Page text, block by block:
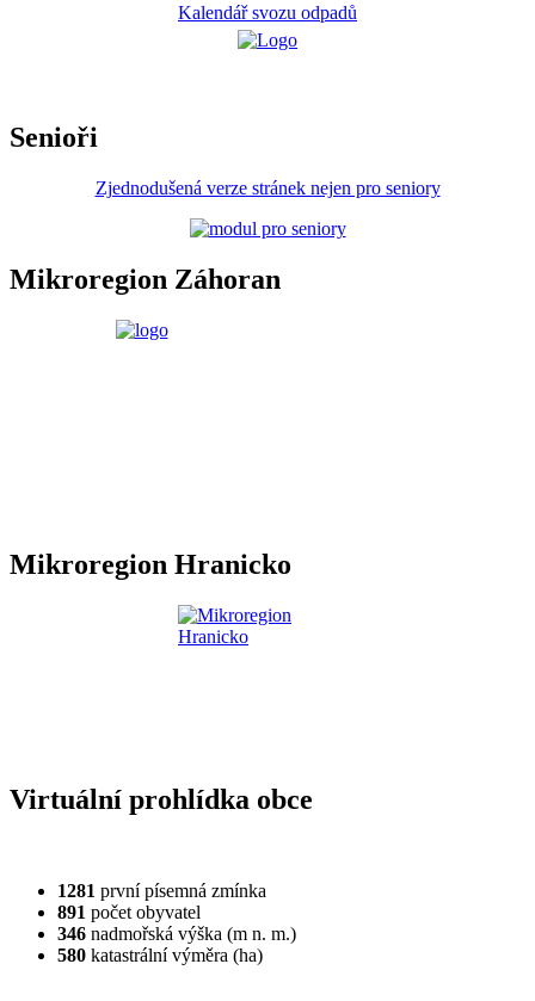
Kalendář svozu odpadů
Senioři
Zjednodušená verze stránek nejen pro seniory
Mikroregion Záhoran
Mikroregion Hranicko
Virtuální prohlídka obce
1281 první písemná zmínka
891 počet obyvatel
346 nadmořská výška (m n. m.)
580 katastrální výměra (ha)